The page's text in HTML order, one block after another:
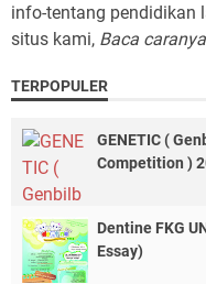
info-tentang pendidikan
situs kami, Baca
TERPOPULER
GENETIC (
Competition )
Dentine FKG
Essay)